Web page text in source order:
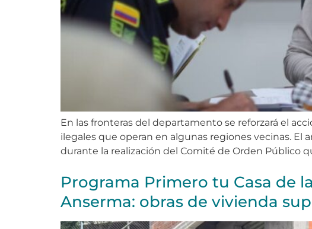
En las fronteras del departamento se reforzará el
ilegales que operan en algunas regiones vecinas. El
durante la realización del Comité de Orden Público
Programa Primero tu Casa de
Anserma: obras de vivienda